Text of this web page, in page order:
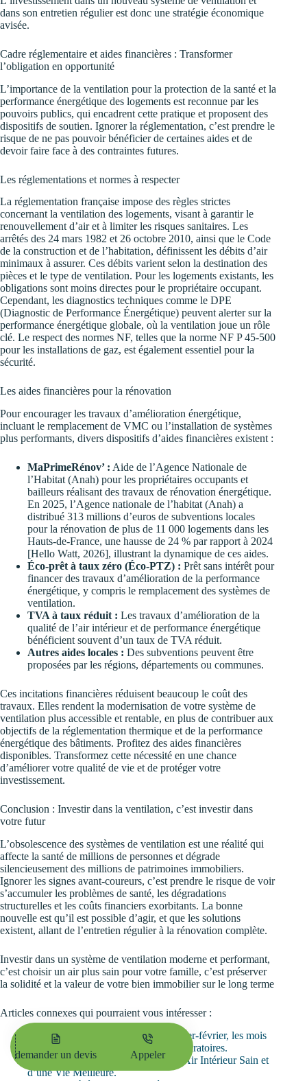
dans son entretien régulier est donc une stratégie économique
avisée.
Cadre réglementaire et aides financières : Transformer
l’obligation en opportunité
L’importance de la ventilation pour la protection de la santé et la
performance énergétique des logements est reconnue par les
pouvoirs publics, qui encadrent cette pratique et proposent des
dispositifs de soutien. Ignorer la réglementation, c’est prendre le
risque de ne pas pouvoir bénéficier de certaines aides et de
devoir faire face à des contraintes futures.
Les réglementations et normes à respecter
La réglementation française impose des règles strictes
concernant la ventilation des logements, visant à garantir le
renouvellement d’air et à limiter les risques sanitaires. Les
arrêtés des 24 mars 1982 et 26 octobre 2010, ainsi que le Code
de la construction et de l’habitation, définissent les débits d’air
minimaux à assurer. Ces débits varient selon la destination des
pièces et le type de ventilation. Pour les logements existants, les
obligations sont moins directes pour le propriétaire occupant.
Cependant, les diagnostics techniques comme le DPE
(Diagnostic de Performance Énergétique) peuvent alerter sur la
performance énergétique globale, où la ventilation joue un rôle
clé. Le respect des normes NF, telles que la norme NF P 45-500
pour les installations de gaz, est également essentiel pour la
sécurité.
Les aides financières pour la rénovation
Pour encourager les travaux d’amélioration énergétique,
incluant le remplacement de VMC ou l’installation de systèmes
plus performants, divers dispositifs d’aides financières existent :
MaPrimeRénov’ : Aide de l’Agence Nationale de
l’Habitat (Anah) pour les propriétaires occupants et
bailleurs réalisant des travaux de rénovation énergétique.
En 2025, l’Agence nationale de l’habitat (Anah) a
distribué 313 millions d’euros de subventions locales
pour la rénovation de plus de 11 000 logements dans les
Hauts-de-France, une hausse de 24 % par rapport à 2024
[Hello Watt, 2026], illustrant la dynamique de ces aides.
Éco-prêt à taux zéro (Éco-PTZ) : Prêt sans intérêt pour
financer des travaux d’amélioration de la performance
énergétique, y compris le remplacement des systèmes de
ventilation.
TVA à taux réduit : Les travaux d’amélioration de la
qualité de l’air intérieur et de performance énergétique
bénéficient souvent d’un taux de TVA réduit.
Autres aides locales : Des subventions peuvent être
proposées par les régions, départements ou communes.
Ces incitations financières réduisent beaucoup le coût des
travaux. Elles rendent la modernisation de votre système de
ventilation plus accessible et rentable, en plus de contribuer aux
objectifs de la réglementation thermique et de la performance
énergétique des bâtiments. Profitez des aides financières
disponibles. Transformez cette nécessité en une chance
d’améliorer votre qualité de vie et de protéger votre
investissement.
Conclusion : Investir dans la ventilation, c’est investir dans
votre futur
L’obsolescence des systèmes de ventilation est une réalité qui
affecte la santé de millions de personnes et dégrade
silencieusement des millions de patrimoines immobiliers.
Ignorer les signes avant-coureurs, c’est prendre le risque de voir
s’accumuler les problèmes de santé, les dégradations
structurelles et les coûts financiers exorbitants. La bonne
nouvelle est qu’il est possible d’agir, et que les solutions
existent, allant de l’entretien régulier à la rénovation complète.
Investir dans un système de ventilation moderne et performant,
c’est choisir un air plus sain pour votre famille, c’est préserver
la solidité et la valeur de votre bien immobilier sur le long terme
Articles connexes qui pourraient vous intéresser :
Moisissures, humidité et santé : Janvier-février, les mois
les plus dangereux pour les voies respiratoires.
Ventilation Intelligente : la Clé d’un Air Intérieur Sain et
d’une Vie Meilleure.
demander un devis Appeler